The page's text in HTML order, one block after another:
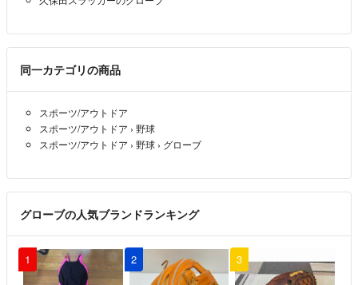
同一カテゴリの商品
スポーツ/アウトドア
スポーツ/アウトドア › 野球
スポーツ/アウトドア › 野球 › グローブ
グローブの人気ブランドランキング
1 2 3